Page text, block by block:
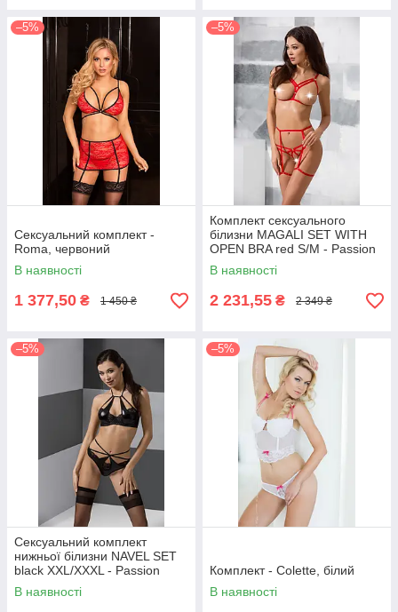
–5%
Сексуальний комплект -
Roma, червоний
В наявності
1 377,50 ₴ 1 450 ₴
–5%
Комплект сексуального
білизни MAGALI SET WITH
OPEN BRA red S/M - Passion
Exclusive
В наявності
2 231,55 ₴ 2 349 ₴
–5%
Сексуальний комплект
нижньої білизни NAVEL SET
black XXL/XXXL - Passion
Exclusive
В наявності
–5%
Комплект - Colette, білий
В наявності